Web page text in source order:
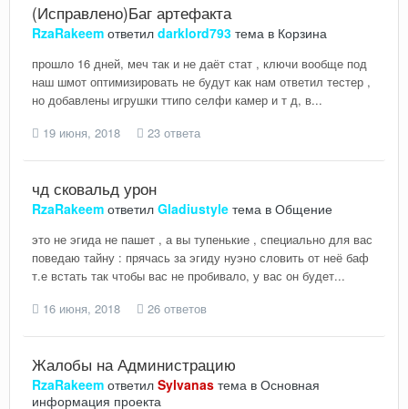
(Исправлено)Баг артефакта
RzaRakeem ответил darklord793 тема в Корзина
прошло 16 дней, меч так и не даёт стат , ключи вообще под
наш шмот оптимизировать не будут как нам ответил тестер ,
но добавлены игрушки ттипо селфи камер и т д, в...
19 июня, 2018
23 ответа
чд сковальд урон
RzaRakeem ответил Gladiustyle тема в Общение
это не эгида не пашет , а вы тупенькие , специально для вас
поведаю тайну : прячась за эгиду нуэно словить от неё баф
т.е встать так чтобы вас не пробивало, у вас он будет...
16 июня, 2018
26 ответов
Жалобы на Администрацию
RzaRakeem ответил Sylvanas тема в Основная
информация проекта